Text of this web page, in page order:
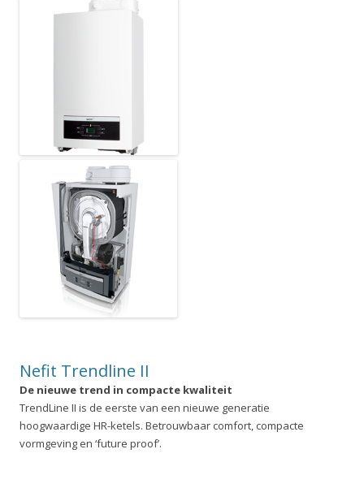
Nefit Trendline II
De nieuwe trend in compacte kwaliteit
TrendLine II is de eerste van een nieuwe generatie
hoogwaardige HR-ketels. Betrouwbaar comfort, compacte
vormgeving en ‘future proof’.